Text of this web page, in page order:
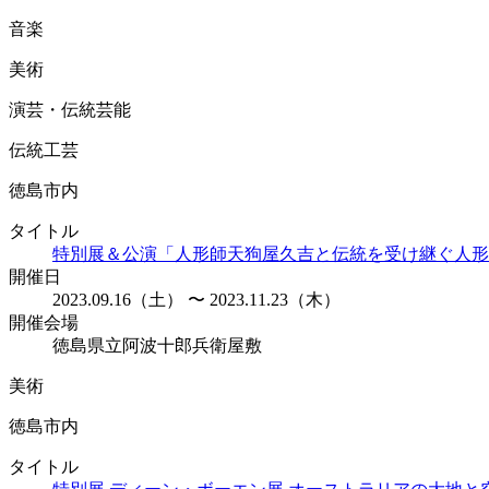
音楽
美術
演芸・伝統芸能
伝統工芸
徳島市内
タイトル
特別展＆公演「人形師天狗屋久吉と伝統を受け継ぐ人
開催日
2023.09.16（土） 〜 2023.11.23（木）
開催会場
徳島県立阿波十郎兵衛屋敷
美術
徳島市内
タイトル